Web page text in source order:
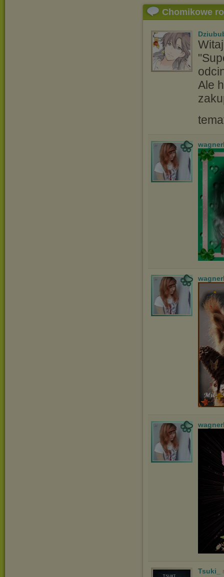
Chomikowe
Ale
Tsuki_